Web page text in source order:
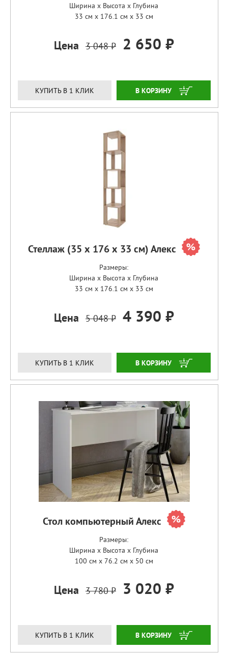
Ширина x Высота x Глубина
33 см x 176.1 см x 33 см
Цена 3 048 ₽ 2 650 ₽
КУПИТЬ В 1 КЛИК ЗАКАЗАТЬ
Стеллаж (35 х 176 х 33 см) Алекс
Размеры:
Ширина x Высота x Глубина
33 см x 176.1 см x 33 см
Цена 5 048 ₽ 4 390 ₽
КУПИТЬ В 1 КЛИК ЗАКАЗАТЬ
Стол компьютерный Алекс
Размеры:
Ширина x Высота x Глубина
100 см x 76.2 см x 50 см
Цена 3 780 ₽ 3 020 ₽
КУПИТЬ В 1 КЛИК ЗАКАЗАТЬ